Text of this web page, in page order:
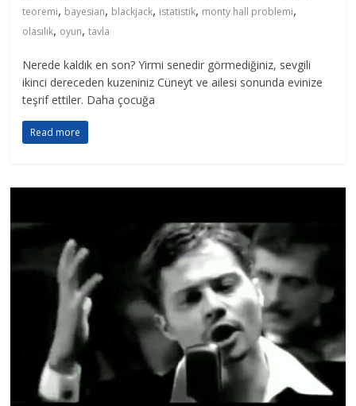
teoremi, bayesian, blackjack, istatistik, monty hall problemi,
olasılık, oyun,tavla
Nerede kaldık en son? Yirmi senedir görmediğiniz, sevgili
ikinci dereceden kuzeniniz Cüneyt ve ailesi sonunda evinize
teşrif ettiler. Daha çocuğa
Read more